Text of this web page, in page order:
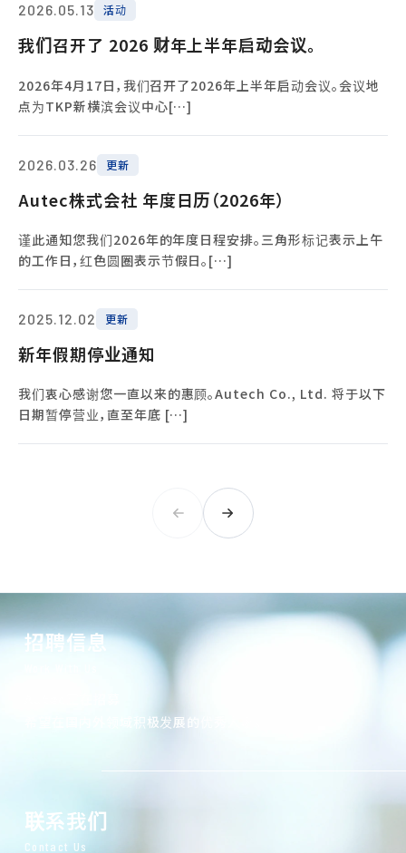
2026.05.13 活动
我们召开了 2026 财年上半年启动会议。
2026年4月17日，我们召开了2026年上半年启动会议。会议地
点为TKP新横滨会议中心[…]
2026.03.26 更新
Autec株式会社 年度日历（2026年）
谨此通知您我们2026年的年度日程安排。三角形标记表示上午
的工作日，红色圆圈表示节假日。[…]
2025.12.02 更新
新年假期停业通知
我们衷心感谢您一直以来的惠顾。Autech Co., Ltd. 将于以下
日期暂停营业，直至年底 […]
招聘信息
希望在国内外领域积极发展的优秀人才。
联系我们
Contact Us